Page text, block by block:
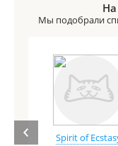
На
Мы подобрали
Spirit of